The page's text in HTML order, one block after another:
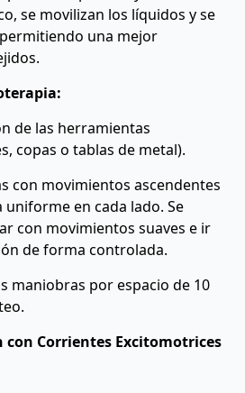
se movilizan los líquidos y se
una mejor
de las herramientas
copas o tablas de metal).
con movimientos ascendentes
en cada lado. Se
con movimientos suaves e ir
de forma controlada.
maniobras por espacio de 10
Corrientes Excitomotrices